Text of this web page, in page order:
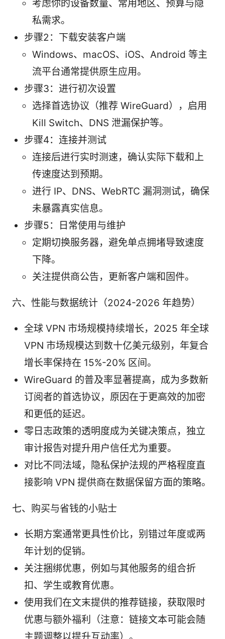
考虑你的设备数量、常用地区、预算与隐
私需求。
步骤2：下载安装客户端
Windows、macOS、iOS、Android 等主
流平台通常提供原生应用。
步骤3：进行初次设置
选择首选协议（推荐 WireGuard），启用
Kill Switch、DNS 泄漏保护等。
步骤4：连接并测试
连接后进行实时测速，确认实际下载和上
传速度达到预期。
进行 IP、DNS、WebRTC 漏洞测试，确保
未暴露真实信息。
步骤5：日常使用与维护
定期切换服务器，避免单点拥堵导致速度
下降。
关注提供商公告，更新客户端和固件。
六、性能与数据统计（2024-2026 年趋势）
全球 VPN 市场规模持续增长，2025 年全球
VPN 市场规模达到数十亿美元级别，年复合
增长率保持在 15%-20% 区间。
WireGuard 的普及率显著提高，成为多数新
订阅者的首选协议，原因在于更高效的加密
和更低的延迟。
零日志政策的透明度成为关键决策点，独立
审计报告对提升用户信任尤为重要。
对比不同法域，隐私保护法规的严格程度直
接影响 VPN 提供商在数据保留方面的策略。
七、购买与省钱的小贴士
长期方案通常更具性价比，别错过年度或两
年计划的促销。
关注捆绑优惠，例如与其他服务的组合折
扣、学生或教育优惠。
使用我们在文末提供的推荐链接，获取限时
优惠与额外福利（注意：链接文本可能会随